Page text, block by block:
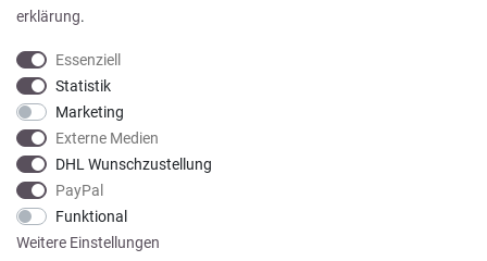
922 Bewertungen
erklärung.
Essenziell
Statistik
Marketing
Externe Medien
DHL Wunschzustellung
PayPal
Funktional
Weitere Einstellungen